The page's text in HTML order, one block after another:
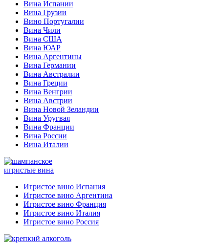
Вина Испании
Вина Грузии
Вино Португалии
Вина Чили
Вина США
Вина ЮАР
Вина Аргентины
Вина Германии
Вина Австралии
Вина Греции
Вина Венгрии
Вина Австрии
Вина Новой Зеландии
Вина Уругвая
Вина Франции
Вина России
Вина Италии
игристые вина
Игристое вино Испания
Игристое вино Аргентина
Игристое вино Франция
Игристое вино Италия
Игристое вино Россия